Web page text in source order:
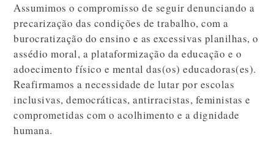
Assumimos o compromisso de seguir denunciando a
precarização das condições de trabalho, com a
burocratização do ensino e as excessivas planilhas, o
assédio moral, a plataformização da educação e o
adoecimento físico e mental das(os) educadoras(es).
Reafirmamos a necessidade de lutar por escolas
inclusivas, democráticas, antirracistas, feministas e
comprometidas com o acolhimento e a dignidade
humana.